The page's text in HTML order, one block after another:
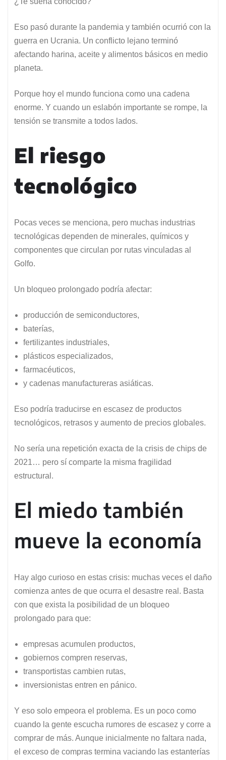
Eso pasó durante la pandemia y también ocurrió con la
guerra en Ucrania. Un conflicto lejano terminó
afectando harina, aceite y alimentos básicos en medio
planeta.
Porque hoy el mundo funciona como una cadena
enorme. Y cuando un eslabón importante se rompe, la
tensión se transmite a todos lados.
El riesgo
tecnológico
Pocas veces se menciona, pero muchas industrias
tecnológicas dependen de minerales, químicos y
componentes que circulan por rutas vinculadas al
Golfo.
Un bloqueo prolongado podría afectar:
producción de semiconductores,
baterías,
fertilizantes industriales,
plásticos especializados,
farmacéuticos,
y cadenas manufactureras asiáticas.
Eso podría traducirse en escasez de productos
tecnológicos, retrasos y aumento de precios globales.
No sería una repetición exacta de la crisis de chips de
2021… pero sí comparte la misma fragilidad
estructural.
El miedo también
mueve la economía
Hay algo curioso en estas crisis: muchas veces el daño
comienza antes de que ocurra el desastre real. Basta
con que exista la posibilidad de un bloqueo
prolongado para que:
empresas acumulen productos,
gobiernos compren reservas,
transportistas cambien rutas,
inversionistas entren en pánico.
Y eso solo empeora el problema. Es un poco como
cuando la gente escucha rumores de escasez y corre a
comprar de más. Aunque inicialmente no faltara nada,
el exceso de compras termina vaciando las estanterías